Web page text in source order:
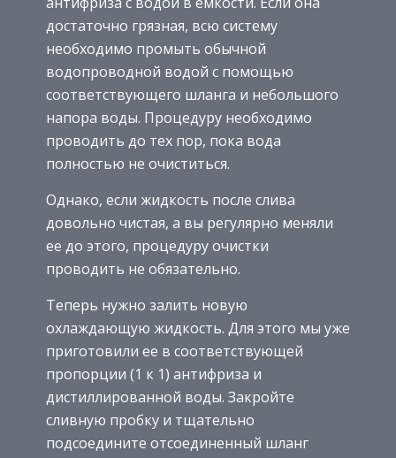
достаточно грязная, всю систему
необходимо промыть обычной
водопроводной водой с помощью
соответствующего шланга и небольшого
напора воды. Процедуру необходимо
проводить до тех пор, пока вода
полностью не очиститься.
Однако, если жидкость после слива
довольно чистая, а вы регулярно меняли
ее до этого, процедуру очистки
проводить не обязательно.
Теперь нужно залить новую
охлаждающую жидкость. Для этого мы уже
приготовили ее в соответствующей
пропорции (1 к 1) антифриза и
дистиллированной воды. Закройте
сливную пробку и тщательно
подсоедините отсоединенный шланг